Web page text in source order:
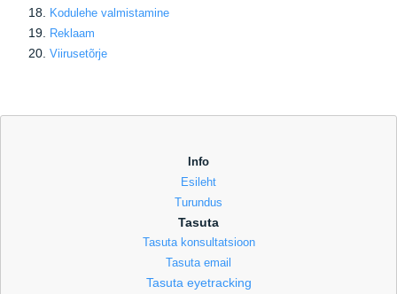
Kodulehe valmistamine
Reklaam
Viirusetõrje
Info
Esileht
Turundus
Tasuta
Tasuta konsultatsioon
Tasuta email
Tasuta eyetracking